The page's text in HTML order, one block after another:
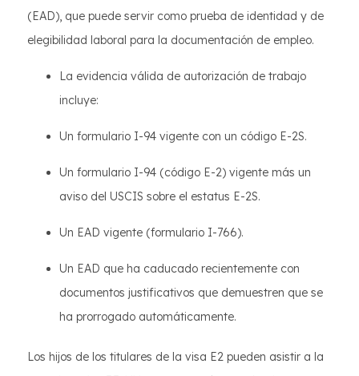
(EAD), que puede servir como prueba de identidad y de
elegibilidad laboral para la documentación de empleo.
La evidencia válida de autorización de trabajo
incluye:
Un formulario I-94 vigente con un código E-2S.
Un formulario I-94 (código E-2) vigente más un
aviso del USCIS sobre el estatus E-2S.
Un EAD vigente (formulario I-766).
Un EAD que ha caducado recientemente con
documentos justificativos que demuestren que se
ha prorrogado automáticamente.
Los hijos de los titulares de la visa E2 pueden asistir a la